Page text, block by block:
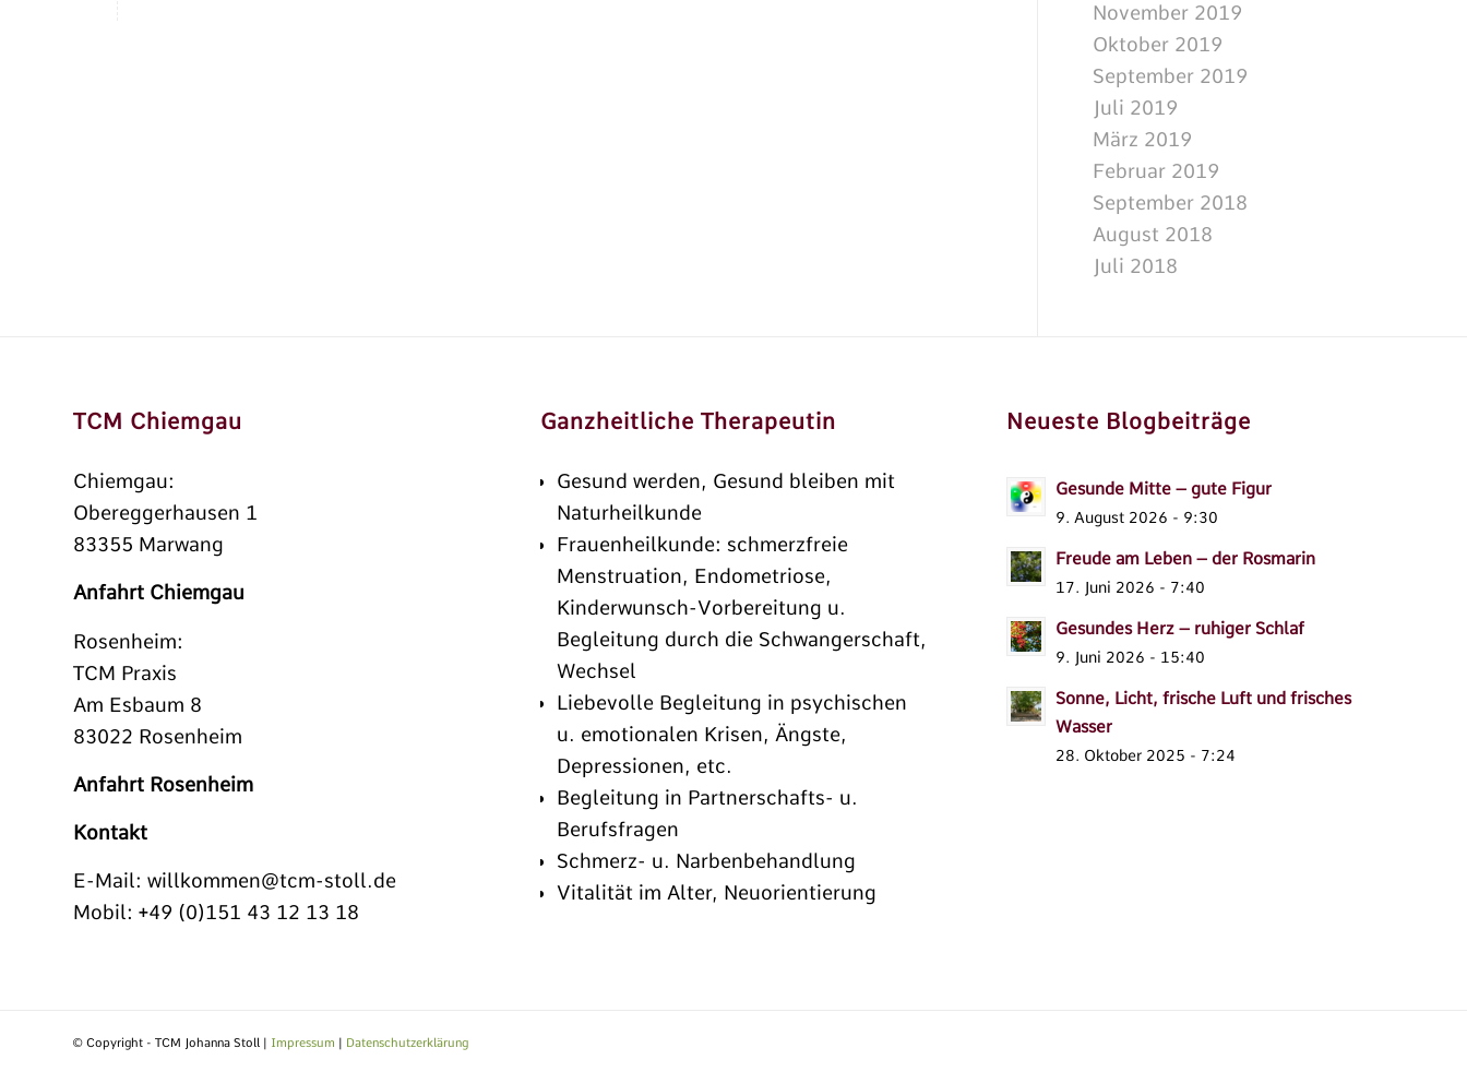
November 2019
Oktober 2019
September 2019
Juli 2019
März 2019
Februar 2019
September 2018
August 2018
Juli 2018
TCM Chiemgau
Chiemgau:
Obereggerhausen 1
83355 Marwang
Anfahrt Chiemgau
Rosenheim:
TCM Praxis
Am Esbaum 8
83022 Rosenheim
Anfahrt Rosenheim
Kontakt
E-Mail: willkommen@tcm-stoll.de
Mobil: +49 (0)151 43 12 13 18
Ganzheitliche Therapeutin
Gesund werden, Gesund bleiben mit
Naturheilkunde
Frauenheilkunde: schmerzfreie
Menstruation, Endometriose,
Kinderwunsch-Vorbereitung u.
Begleitung durch die Schwangerschaft,
Wechsel
Liebevolle Begleitung in psychischen
u. emotionalen Krisen, Ängste,
Depressionen, etc.
Begleitung in Partnerschafts- u.
Berufsfragen
Schmerz- u. Narbenbehandlung
Vitalität im Alter, Neuorientierung
Neueste Blogbeiträge
Gesunde Mitte – gute Figur
9. August 2026 - 9:30
Freude am Leben – der Rosmarin
17. Juni 2026 - 7:40
Gesundes Herz – ruhiger Schlaf
9. Juni 2026 - 15:40
Sonne, Licht, frische Luft und frisches
Wasser
28. Oktober 2025 - 7:24
© Copyright - TCM Johanna Stoll | Impressum | Datenschutzerklärung